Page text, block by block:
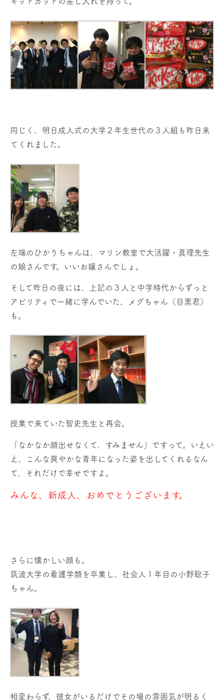
同じく、明日成人式の大学２年生世代の３人組も昨日来
てくれました。
左端のひかりちゃんは、マリン教室で大活躍・真理先生
の娘さんです。いいお嬢さんでしょ。
そして昨日の夜には、上記の３人と中学時代からずっと
アビリティで一緒に学んでいた、メグちゃん（目黒君）
も。
授業で来ていた智史先生と再会。
「なかなか顔出せなくて、すみません」ですって。いえい
え、こんな爽やかな青年になった姿を出してくれるなん
て、それだけで幸せですよ。
みんな、新成人、おめでとうございます。
さらに懐かしい顔も。
筑波大学の看護学類を卒業し、社会人１年目の小野聡子
ちゃん。
相変わらず、彼女がいるだけでその場の雰囲気が明るく